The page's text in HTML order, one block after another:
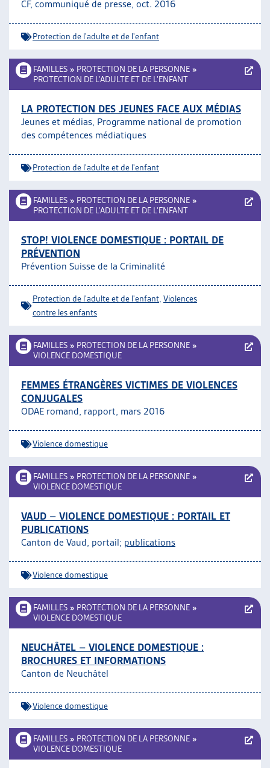
CF, communiqué de presse, oct. 2016
Protection de l'adulte et de l'enfant
FAMILLES » PROTECTION DE LA PERSONNE »
PROTECTION DE L’ADULTE ET DE L’ENFANT
LA PROTECTION DES JEUNES FACE AUX MÉDIAS
Jeunes et médias, Programme national de promotion
des compétences médiatiques
Protection de l'adulte et de l'enfant
FAMILLES » PROTECTION DE LA PERSONNE »
PROTECTION DE L’ADULTE ET DE L’ENFANT
STOP! VIOLENCE DOMESTIQUE : PORTAIL DE
PRÉVENTION
Prévention Suisse de la Criminalité
Protection de l'adulte et de l'enfant Violences
contre les enfants
FAMILLES » PROTECTION DE LA PERSONNE »
VIOLENCE DOMESTIQUE
FEMMES ÉTRANGÈRES VICTIMES DE VIOLENCES
CONJUGALES
ODAE romand, rapport, mars 2016
Violence domestique
FAMILLES » PROTECTION DE LA PERSONNE »
VIOLENCE DOMESTIQUE
VAUD – VIOLENCE DOMESTIQUE : PORTAIL ET
PUBLICATIONS
Canton de Vaud, portail; publications
Violence domestique
FAMILLES » PROTECTION DE LA PERSONNE »
VIOLENCE DOMESTIQUE
NEUCHÂTEL – VIOLENCE DOMESTIQUE :
BROCHURES ET INFORMATIONS
Canton de Neuchâtel
Violence domestique
FAMILLES » PROTECTION DE LA PERSONNE »
VIOLENCE DOMESTIQUE